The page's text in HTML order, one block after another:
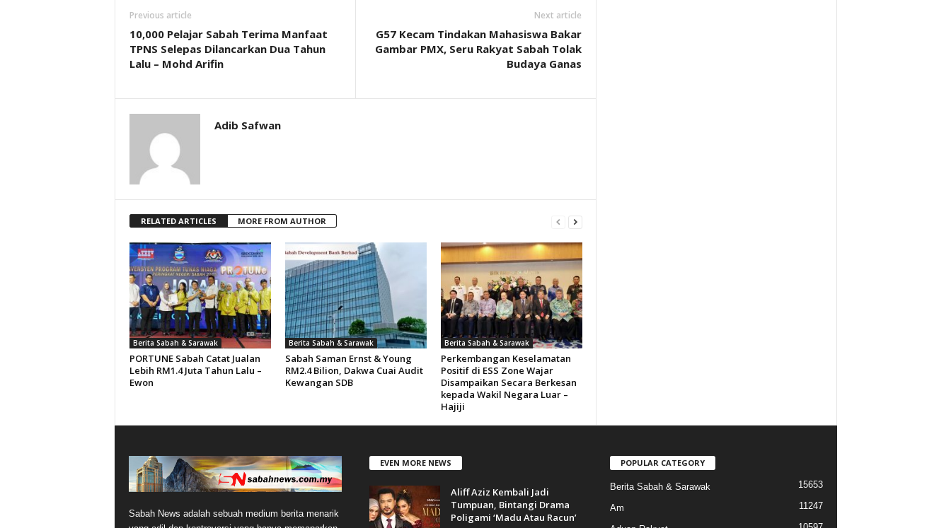
Previous article
10,000 Pelajar Sabah Terima Manfaat
TPNS Selepas Dilancarkan Dua Tahun
Lalu – Mohd Arifin
Next article
G57 Kecam Tindakan Mahasiswa Bakar
Gambar PMX, Seru Rakyat Sabah Tolak
Budaya Ganas
Adib Safwan
RELATED ARTICLES MORE FROM AUTHOR
Berita Sabah & Sarawak
PORTUNE Sabah Catat Jualan
Lebih RM1.4 Juta Tahun Lalu –
Ewon
Berita Sabah & Sarawak
Sabah Saman Ernst & Young
RM2.4 Bilion, Dakwa Cuai Audit
Kewangan SDB
Berita Sabah & Sarawak
Perkembangan Keselamatan
Positif di ESS Zone Wajar
Disampaikan Secara Berkesan
kepada Wakil Negara Luar –
Hajiji
Sabah News adalah sebuah medium berita menarik
EVEN MORE NEWS
Aliff Aziz Kembali Jadi
Tumpuan, Bintangi Drama
Poligami ‘Madu Atau Racun’
POPULAR CATEGORY
Berita Sabah & Sarawak 15653
Am 11247